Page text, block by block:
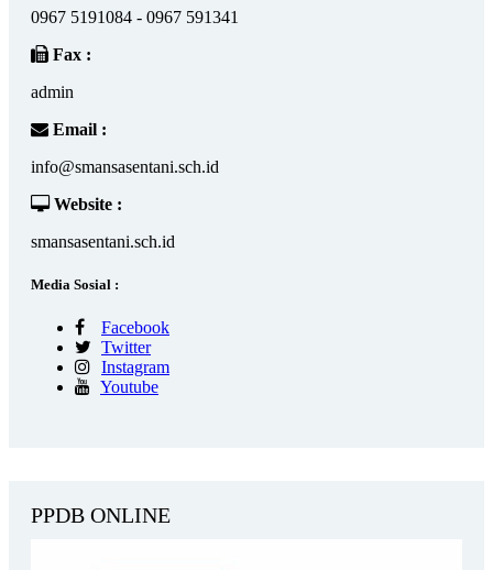
0967 5191084 - 0967 591341
Fax :
admin
Email :
info@smansasentani.sch.id
Website :
smansasentani.sch.id
Media Sosial :
Facebook
Twitter
Instagram
Youtube
PPDB ONLINE